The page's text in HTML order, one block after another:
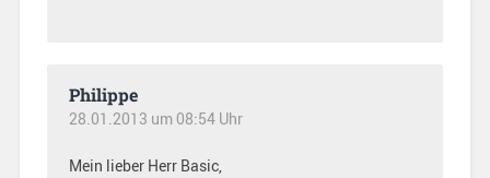
Philippe
28.01.2013 um 08:54 Uhr
Mein lieber Herr Basic,